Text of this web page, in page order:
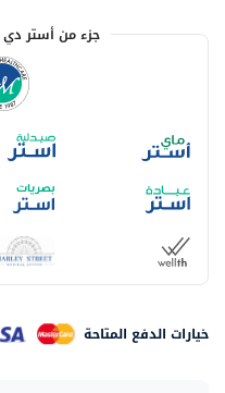
جزء من أستر دي
خيارات الدفع المتاحة